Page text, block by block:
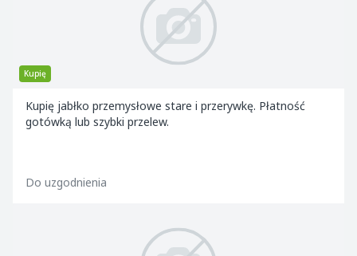
Kupię
Kupię jabłko przemysłowe stare i przerywkę. Płatność
gotówką lub szybki przelew.
Do uzgodnienia